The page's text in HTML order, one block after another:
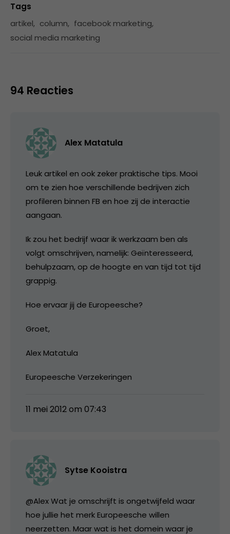
Tags
artikel, column, facebook marketing,
social media marketing
94 Reacties
Alex Matatula
Leuk artikel en ook zeker praktische tips. Mooi
om te zien hoe verschillende bedrijven zich
profileren binnen FB en hoe zij de interactie
aangaan.
Ik zou het bedrijf waar ik werkzaam ben als
volgt omschrijven, namelijk: Geïnteresseerd,
behulpzaam, op de hoogte en van tijd tot tijd
grappig.
Hoe ervaar jij de Europeesche?
Groet,
Alex Matatula
Europeesche Verzekeringen
11 mei 2012 om 07:43
Sytse Kooistra
@Alex Wat je omschrijft is ongetwijfeld waar
hoe jullie het merk Europeesche willen
neerzetten. Maar wat is het domein waar je